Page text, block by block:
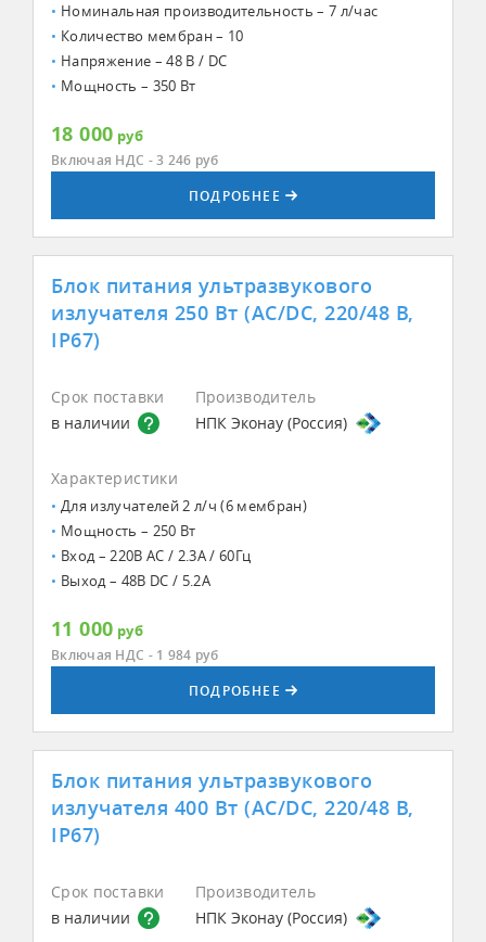
Номинальная производительность – 7 л/час
Количество мембран – 10
Напряжение – 48 В / DC
Мощность – 350 Вт
18 000 руб
Включая НДС - 3 246 руб
ПОДРОБНЕЕ
Блок питания ультразвукового
излучателя 250 Вт (AC/DC, 220/48 В,
IP67)
Срок поставки
в наличии
Производитель
НПК Эконау (Россия)
Характеристики
Для излучателей 2 л/ч (6 мембран)
Мощность – 250 Вт
Вход – 220В AC / 2.3А / 60Гц
Выход – 48В DC / 5.2А
11 000 руб
Включая НДС - 1 984 руб
ПОДРОБНЕЕ
Блок питания ультразвукового
излучателя 400 Вт (AC/DC, 220/48 В,
IP67)
Срок поставки
в наличии
Производитель
НПК Эконау (Россия)